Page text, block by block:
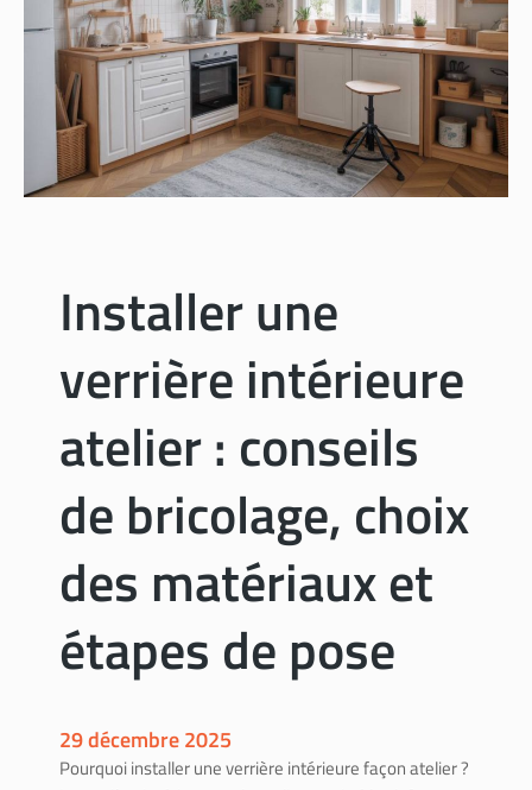
Installer une
verrière intérieure
atelier : conseils
de bricolage, choix
des matériaux et
étapes de pose
29 décembre 2025
Pourquoi installer une verrière intérieure façon atelier ?